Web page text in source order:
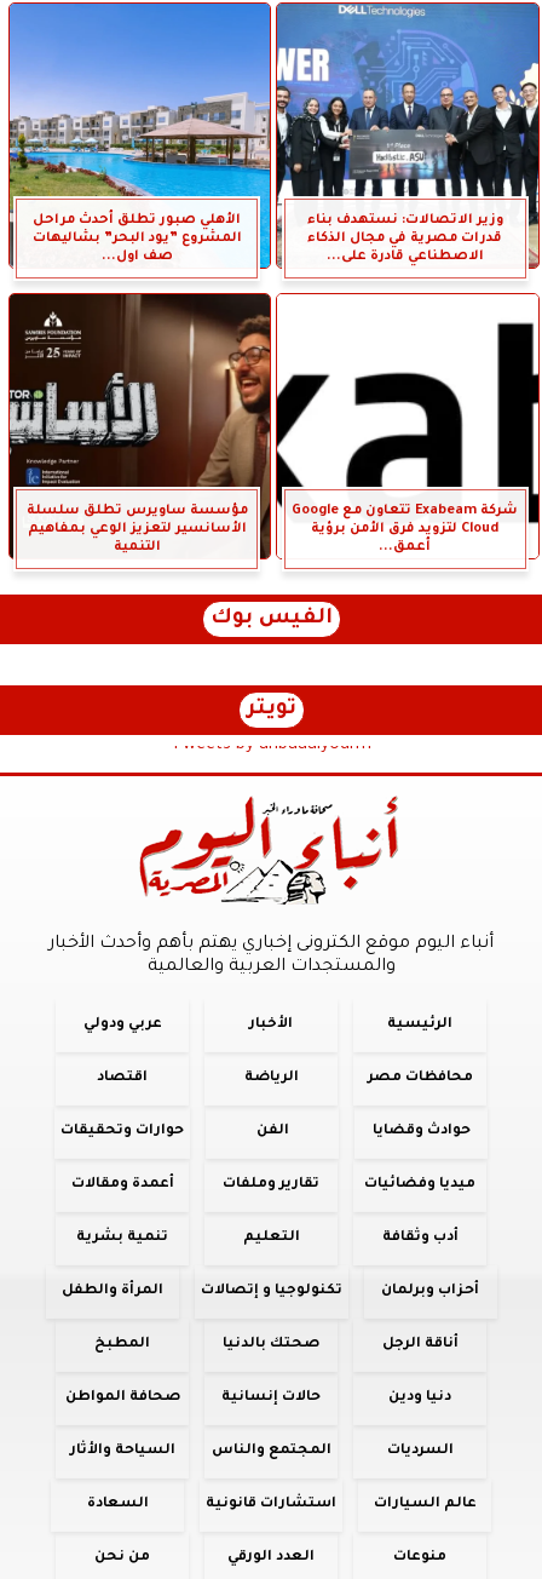
وزير الاتصالات: نستهدف بناء
قدرات مصرية في مجال الذكاء
الاصطناعي قادرة على...
الأهلي صبور تطلق أحدث مراحل
المشروع ”يود البحر” بشاليهات
صف اول...
شركة Exabeam تتعاون مع Google
Cloud لتزويد فرق الأمن برؤية
أعمق...
مؤسسة ساويرس تطلق سلسلة
الأسانسير لتعزيز الوعي بمفاهيم
التنمية
الفيس بوك
تويتر
Tweets by anbaaalyoum1
أنباء اليوم موقع الكترونى إخباري يهتم بأهم وأحدث الأخبار
والمستجدات العربية والعالمية
الرئيسية الأخبار عربي ودولي
محافظات مصر الرياضة اقتصاد
حوادث وقضايا الفن حوارات وتحقيقات
ميديا وفضائيات تقارير وملفات أعمدة ومقالات
أدب وثقافة التعليم تنمية بشرية
أحزاب وبرلمان تكنولوجيا و إتصالات المرأة والطفل
أناقة الرجل صحتك بالدنيا المطبخ
دنيا ودين حالات إنسانية صحافة المواطن
السرديات المجتمع والناس السياحة والأثار
عالم السيارات استشارات قانونية السعادة
منوعات العدد الورقي من نحن